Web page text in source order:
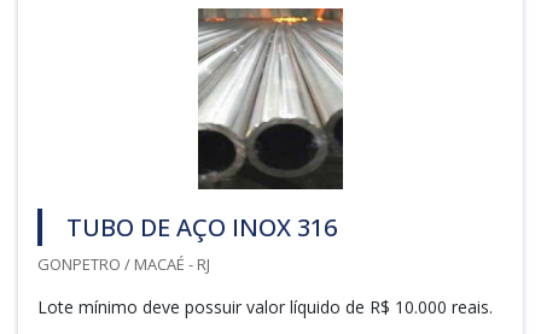
TUBO DE AÇO INOX 316
GONPETRO / MACAÉ - RJ
Lote mínimo deve possuir valor líquido de R$ 10.000 reais.